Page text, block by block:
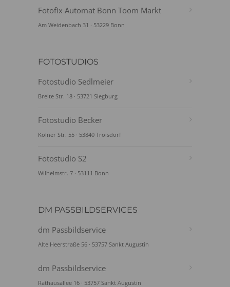
Fotofix Automat Bonn Toom Markt
Am Weidenbach 31 · 53229 Bonn
FOTOSTUDIOS
Fotostudio Sedlmeier
Breite Str. 18 · 53721 Siegburg
Fotostudio Becker
Kölner Str. 55 · 53840 Troisdorf
Fotostudio S2
Wilhelmstr. 7 · 53111 Bonn
DM PASSBILDSERVICES
dm Passbildservice
Alte Heerstraße 56 · 53757 Sankt Augustin
dm Passbildservice
Rathausallee 16 · 53757 Sankt Augustin